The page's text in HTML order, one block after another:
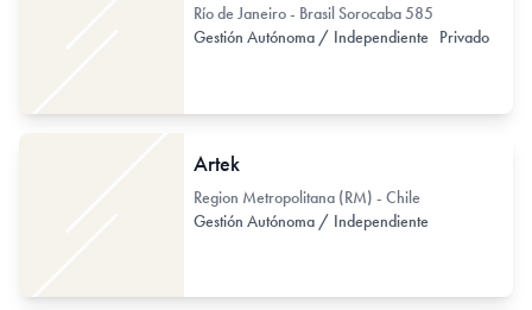
Río de Janeiro - Brasil Sorocaba 585
Gestión Autónoma / Independiente Privado
Artek
Region Metropolitana (RM) - Chile
Gestión Autónoma / Independiente